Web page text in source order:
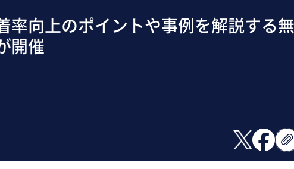
率向上のポイントや事例を解説する無
開催